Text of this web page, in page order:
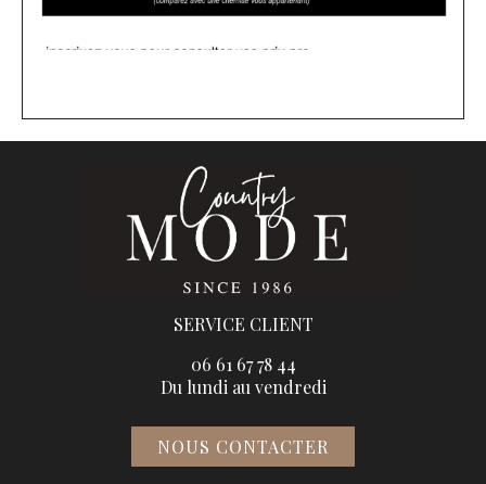
SERVICE CLIENT
06 61 67 78 44
Du lundi au vendredi
NOUS CONTACTER